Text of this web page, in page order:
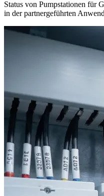
Status von Pumpstationen für
in der partnergeführten